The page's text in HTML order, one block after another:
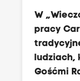
W
pracy
ludziach,
Gośćmi